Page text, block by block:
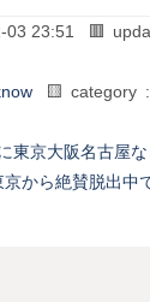
03 23:51 🟥
🟨 category :
東京大阪名古屋
から絶賛脱出中